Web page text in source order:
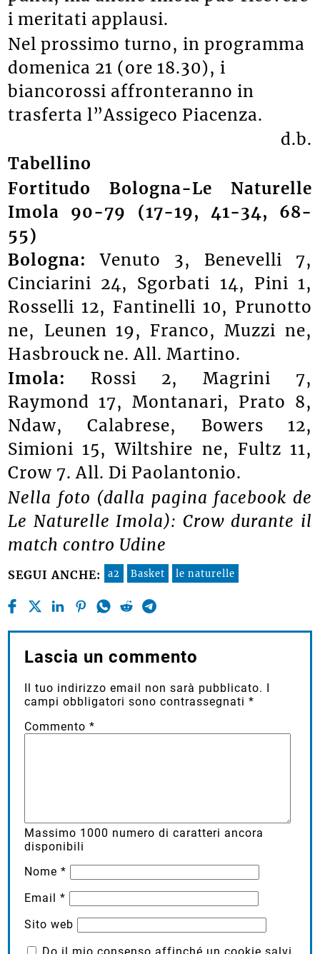
i meritati applausi.
Nel prossimo turno, in programma
domenica 21 (ore 18.30), i
biancorossi affronteranno in
trasferta l”Assigeco Piacenza.
d.b.
Tabellino
Fortitudo Bologna-Le Naturelle
Imola 90-79 (17-19, 41-34, 68-
55)
Bologna:
Venuto 3, Benevelli 7,
Cinciarini 24, Sgorbati 14, Pini 1,
Rosselli 12, Fantinelli 10, Prunotto
ne, Leunen 19, Franco, Muzzi ne,
Hasbrouck ne. All. Martino.
Imola: Rossi 2, Magrini 7,
Raymond 17, Montanari, Prato 8,
Ndaw, Calabrese, Bowers 12,
Simioni 15, Wiltshire ne, Fultz 11,
Crow 7. All. Di Paolantonio.
Nella foto (dalla pagina facebook de
Le Naturelle Imola): Crow durante il
match contro Udine
SEGUI ANCHE: a2 Basket le naturelle
Lascia un commento
Il tuo indirizzo email non sarà pubblicato. I
campi obbligatori sono contrassegnati*
Commento*
Massimo 1000 numero di caratteri ancora
disponibili
Nome*
Email*
Sito web